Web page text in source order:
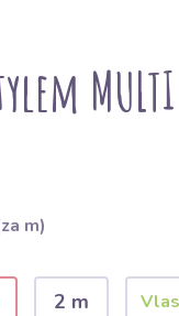
m)
2 m